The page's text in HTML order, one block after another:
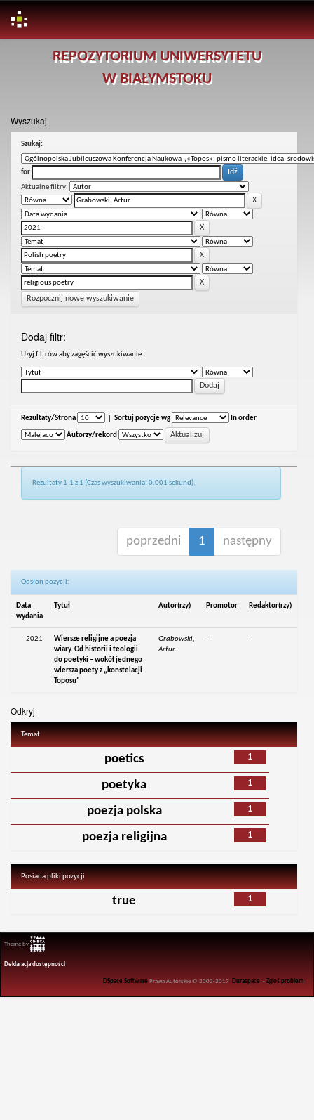
REPOZYTORIUM UNIWERSYTETU
W BIAŁYMSTOKU
Wyszukaj
Szukaj:
for
Aktualne filtry:
Rozpocznij nowe wyszukiwanie
Dodaj filtr:
Uzyj filtrów aby zagęścić wyszukiwanie.
Rezultaty/Strona Sortuj pozycje wg In order
Autorzy/rekord
Rezultaty 1-1 z 1 (Czas wyszukiwania: 0.001 sekund).
poprzedni 1 następny
Odsłon pozycji:
Data
wydania
Tytuł Autor(rzy) Promotor Redaktor(rzy)
2021
Wiersze religijne a poezja
wiary. Od historii i teologii
do poetyki – wokół jednego
wiersza poety z „konstelacji
Toposu”
Grabowski,
Artur
- -
Odkryj
Temat
1
poetics
1
poetyka
1
poezja polska
1
poezja religijna
Posiada pliki pozycji
1
true
Theme by
Deklaracja dostępności
DSpace Software Prawa Autorskie © 2002-2017 Duraspace -Zgłoś problem